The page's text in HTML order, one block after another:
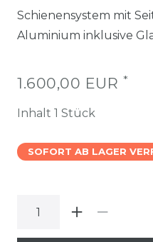
Schienensystem mit
Aluminium inklusive
1.600,00 EUR *
Inhalt 1 Stück
SOFORT AB LAGER